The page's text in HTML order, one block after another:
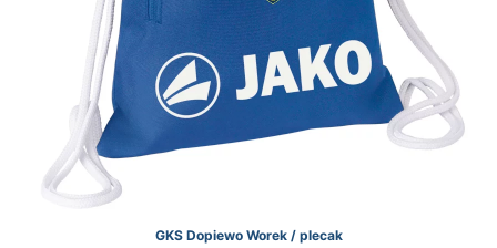
GKS Dopiewo Worek / plecak